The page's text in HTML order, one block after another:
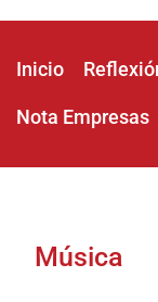
Inicio
Nota Empresas
Música